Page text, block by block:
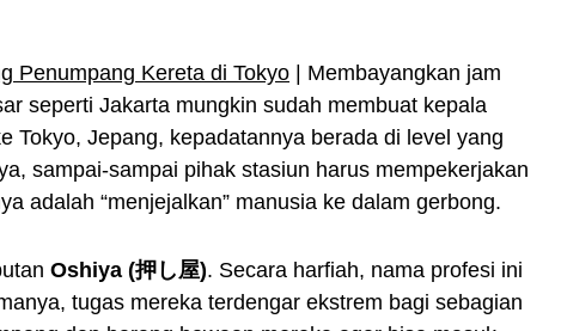
Penumpang Kereta di Tokyo | Membayangkan jam
seperti Jakarta mungkin sudah membuat kepala
Tokyo, Jepang, kepadatannya berada di level yang
sampai-sampai pihak stasiun harus mempekerjakan
adalah “menjejalkan” manusia ke dalam gerbong.
Oshiya (押し屋). Secara harfiah, nama profesi ini
tugas mereka terdengar ekstrem bagi sebagian